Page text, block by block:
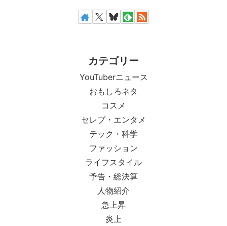
カテゴリー
YouTuberニュース
おもしろネタ
コスメ
セレブ・エンタメ
テック・科学
ファッション
ライフスタイル
予告・総決算
人物紹介
急上昇
炎上